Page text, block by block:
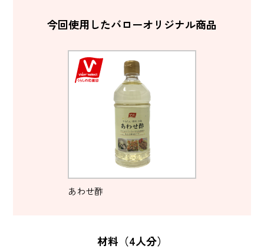
今回使用したバローオリジナル商品
あわせ酢
材料（4人分）